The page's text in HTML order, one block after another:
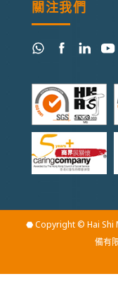
關注我們
⬣ Copyright © Hai Shi
備有